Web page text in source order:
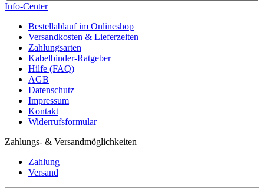
Info-Center
Bestellablauf im Onlineshop
Versandkosten & Lieferzeiten
Zahlungsarten
Kabelbinder-Ratgeber
Hilfe (FAQ)
AGB
Datenschutz
Impressum
Kontakt
Widerrufsformular
Zahlungs- & Versandmöglichkeiten
Zahlung
Versand